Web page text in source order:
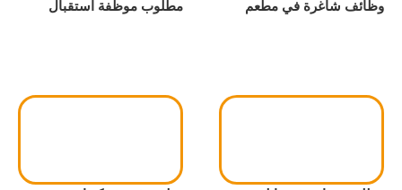
وظائف شاغرة في مطعم مطلوب موظفة استقبال